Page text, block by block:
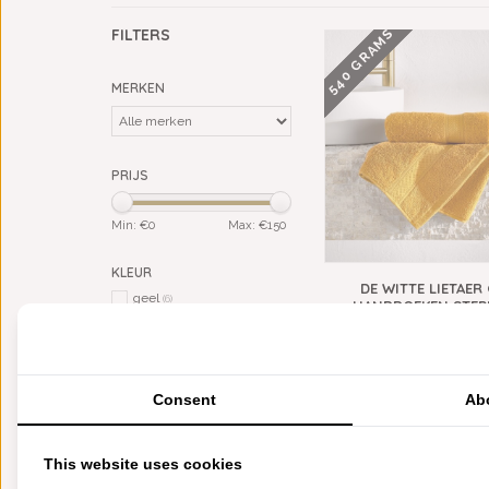
FILTERS
MERKEN
PRIJS
Min: €0 Max: €150
KLEUR
geel(6)
MATERIAAL
katoen(1)
540 GRAMS
DE WITTE LIETAER
HANDDOEKEN
Consent
This website uses cookies